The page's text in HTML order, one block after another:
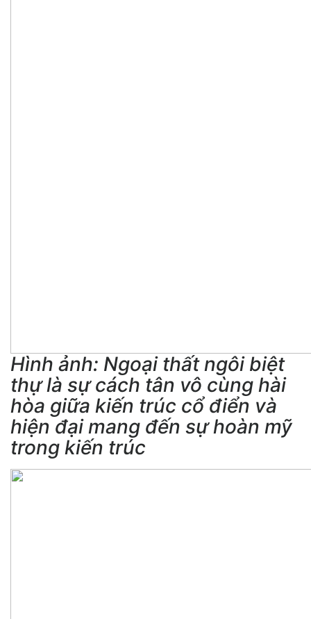
Hình ảnh: Ngoại thất ngôi biệt
thự là sự cách tân vô cùng hài
hòa giữa kiến trúc cổ điển và
hiện đại mang đến sự hoàn mỹ
trong kiến trúc